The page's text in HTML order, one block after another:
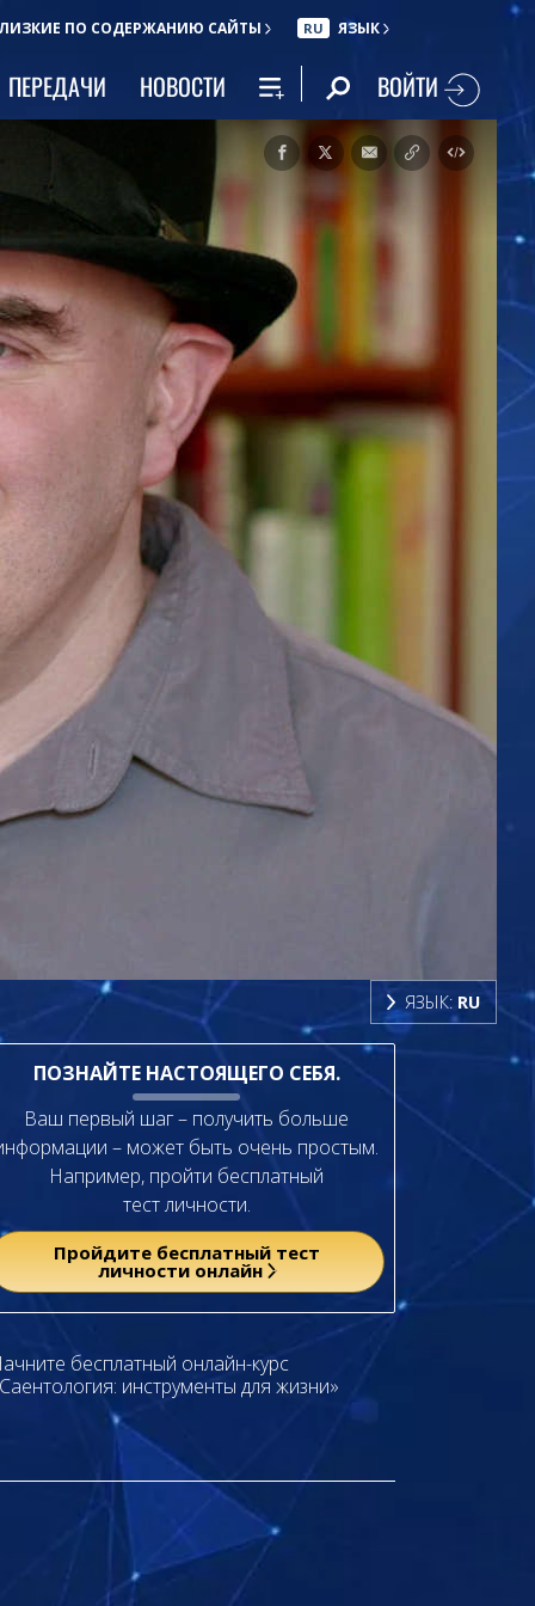
ПО СОДЕРЖАНИЮ САЙТЫ RU ЯЗЫК
ПЕРЕДАЧИ НОВОСТИ ВОЙТИ
ЯЗЫК: RU
ПОЗНАЙТЕ НАСТОЯЩЕГО СЕБЯ.
Ваш первый шаг – получить больше
– может быть очень простым.
Например, пройти бесплатный
тест личности.
Пройдите бесплатный тест
личности онлайн
бесплатный онлайн-курс
инструменты для жизни»